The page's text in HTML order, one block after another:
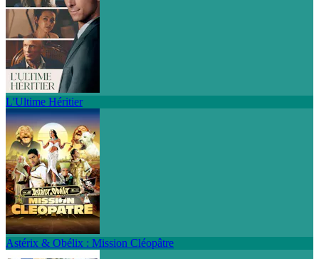
L'Ultime Héritier
Astérix & Obélix : Mission Cléopâtre